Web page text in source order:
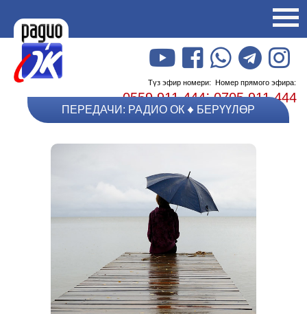
Түз эфир номери: Номер прямого эфира:
0559 911 444;0705 911 444
ПЕРЕДАЧИ: РАДИО ОК БЕРҮҮЛӨР